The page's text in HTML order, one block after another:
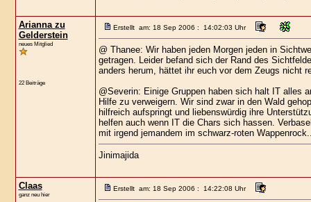
Arianna zu
Gelderstein
neues Mitglied
22 Beiträge
Erstellt am: 18 Sep 2006 : 14:02:03 Uhr
@ Thanee: Wir haben jeden Morgen jeden in
getragen. Leider befand sich der Rand des
anders herum, hättet ihr euch vor dem Zeugs nicht
@Severin: Einige Gruppen haben sich halt IT alles
Hilfe zu verweigern. Wir sind zwar in den Wald
hilfreich aufspringt und liebenswürdig ihre
helfen auch wenn IT die Chars sich hassen.
mit irgend jemandem im schwarz-roten
Jinimajida
Claas
ganz neu hier
Erstellt am: 18 Sep 2006 : 14:22:08 Uhr